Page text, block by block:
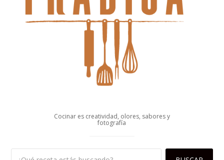
Cocinar es creatividad, olores, sabores y
fotografía